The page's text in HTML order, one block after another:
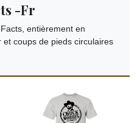
-Fr
entièrement en
coups de pieds circulaires